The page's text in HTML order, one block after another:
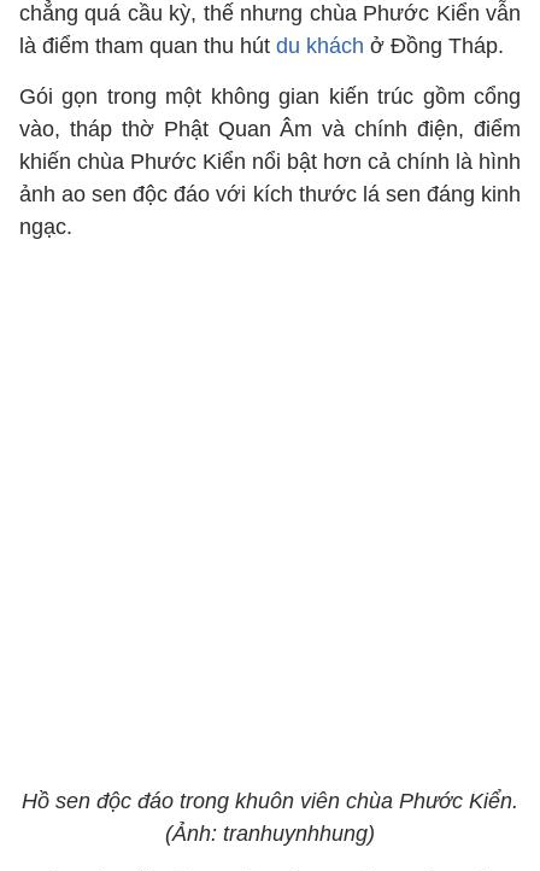
chẳng quá cầu kỳ, thế nhưng chùa Phước Kiển vẫn
là điểm tham quan thu hút du khách ở Đồng Tháp.
Gói gọn trong một không gian kiến trúc gồm cổng
vào, tháp thờ Phật Quan Âm và chính điện, điểm
khiến chùa Phước Kiển nổi bật hơn cả chính là hình
ảnh ao sen độc đáo với kích thước lá sen đáng kinh
ngạc.
Hồ sen độc đáo trong khuôn viên chùa Phước Kiển.
(Ảnh: tranhuynhhung)